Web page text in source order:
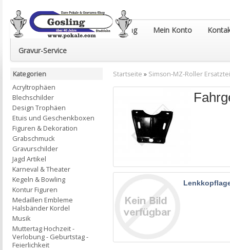
Euro-Pokale & Gravur-Shop Gosling Mein Konto
Gravur-Service
Startseite » Simson-MZ-Roller
Kategorien
Acryltrophäen
Blechschilder
Design Trophäen
Etuis und Geschenkboxen
Figuren & Dekoration
Grabschmuck
Gravurschilder
Jagd Artikel
Karneval & Theater
Kegeln & Bowling
Kontur Figuren
Medaillen Embleme
Halsbänder Kordel
Musik
Muttertag Hochzeit -
Verlobung - Geburtstag -
Feierlichkeit